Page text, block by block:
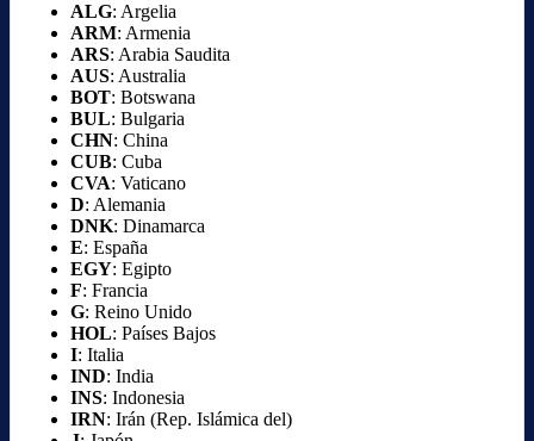
ALG: Argelia
ARM: Armenia
ARS: Arabia Saudita
AUS: Australia
BOT: Botswana
BUL: Bulgaria
CHN: China
CUB: Cuba
CVA: Vaticano
D: Alemania
DNK: Dinamarca
E: España
EGY: Egipto
F: Francia
G: Reino Unido
HOL: Países Bajos
I: Italia
IND: India
INS: Indonesia
IRN: Irán (Rep. Islámica del)